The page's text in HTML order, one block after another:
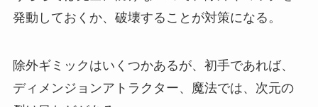
発動しておくか、破壊することが対策になる。
除外ギミックはいくつかあるが、初手であれば、
ディメンジョンアトラクター、魔法では、次元の